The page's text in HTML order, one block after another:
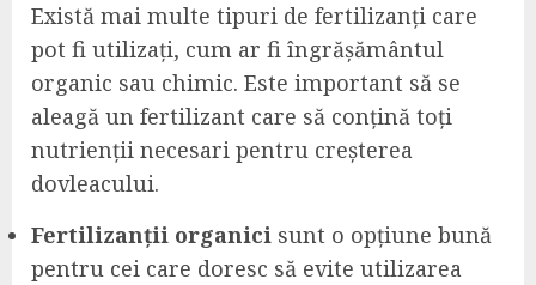
Există mai multe tipuri de fertilizanți care
pot fi utilizați, cum ar fi îngrășământul
organic sau chimic. Este important să se
aleagă un fertilizant care să conțină toți
nutrienții necesari pentru creșterea
dovleacului.
Fertilizanții organici sunt o opțiune bună
pentru cei care doresc să evite utilizarea